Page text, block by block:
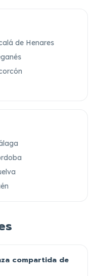
de Henares
compartida de